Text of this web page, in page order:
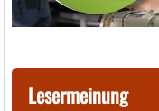
Lesermeinung